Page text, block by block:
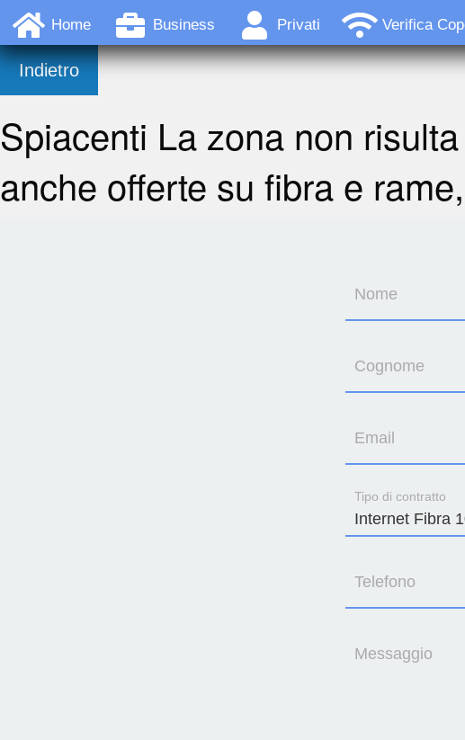
Home Business Privati Verifica
Indietro
Spiacenti La zona non
anche offerte su fibra e
Nome
Cognome
Email
Tipo di contratto
Telefono
Messaggio